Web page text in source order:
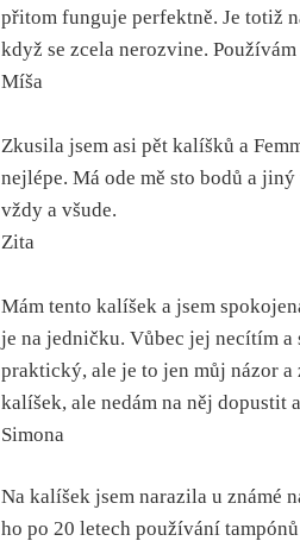
přitom funguje perfektně. Je totiž
když se zcela nerozvine.
Míša
Zkusila jsem asi pět kalíšků a
nejlépe. Má ode mě sto bodů a
vždy a všude.
Zita
Mám tento kalíšek a jsem
je na jedničku. Vůbec jej necítím a
praktický, ale je to jen můj názor a
kalíšek, ale nedám na něj dopustit
Simona
Na kalíšek jsem narazila u známé
ho po 20 letech používání